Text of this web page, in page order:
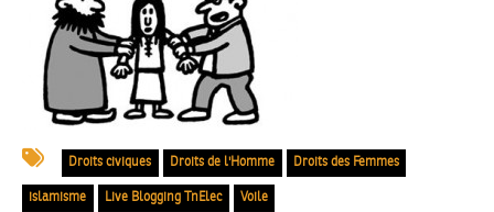
Droits civiques Droits de l'Homme Droits des Femmes
islamisme Live Blogging TnElec Voile